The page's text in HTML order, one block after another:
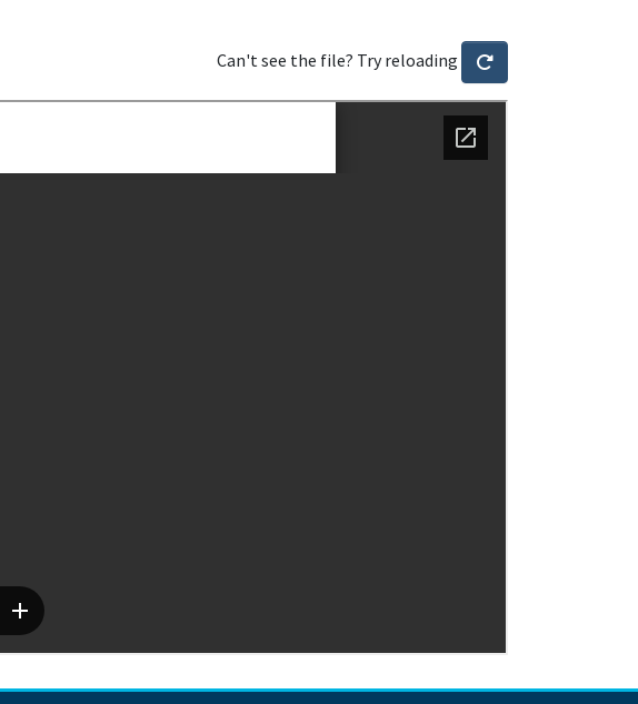
Can't see the file? Try reloading